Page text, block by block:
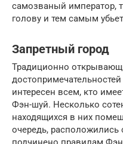
самозваный император,
голову и тем самым
Запретный город
Традиционно
интересен всем, кто
Фэн-шуй. Несколько
находящихся в них
очередь, расположились